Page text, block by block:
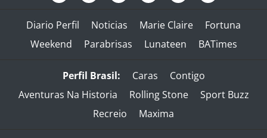
Diario Perfil Noticias Marie Claire
Fortuna
Weekend
Parabrisas Lunateen BATimes
Perfil Brasil: Caras
Contigo
Aventuras Na Historia
Rolling Stone
Sport Buzz
Recreio
Maxima